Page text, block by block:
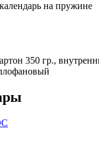
на пружине
350 гр.,